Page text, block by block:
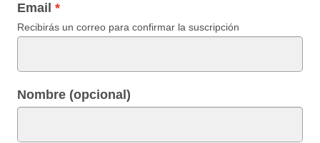
Email
Recibirás un correo para confirmar la suscripción
Nombre (opcional)